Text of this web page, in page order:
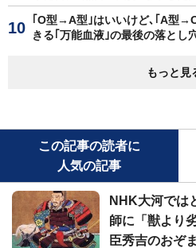
｢O型→A型｣はいいけど､｢A型
きる｢万能血液｣の最後の落とし
もっと見
この記事の読者に
人気の記事
NHK大河では
師に「獣より
臣秀吉のおぞ